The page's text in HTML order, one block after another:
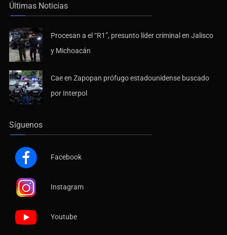
Últimas Noticias
Procesan a el “R1”, presunto líder criminal en Jalisco
y Michoacán
Cae en Zapopan prófugo estadounidense buscado
por Interpol
Síguenos
Facebook
Instagram
Youtube